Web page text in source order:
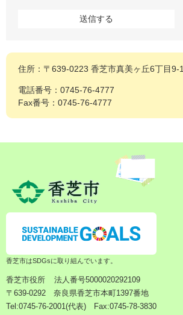
住所：〒639-0223 香芝市真美ヶ丘6丁目9-1
電話番号：0745-76-4777
Fax番号：0745-76-4777
香芝市はSDGsに取り組んでいます。
香芝市役所
法人番号5000020292109
〒639-0292 奈良県香芝市本町1397番地
Tel:0745-76-2001(代表) Fax:0745-78-3830